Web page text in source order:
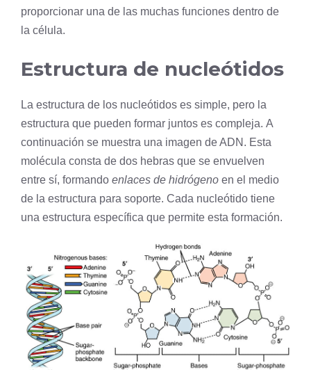
proporcionar una de las muchas funciones dentro de
la célula.
Estructura de nucleótidos
La estructura de los nucleótidos es simple, pero la
estructura que pueden formar juntos es compleja. A
continuación se muestra una imagen de ADN. Esta
molécula consta de dos hebras que se envuelven
entre sí, formando enlaces de hidrógeno en el medio
de la estructura para soporte. Cada nucleótido tiene
una estructura específica que permite esta formación.